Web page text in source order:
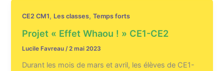
CE2 CM1, Les classes,Temps forts
Projet « Effet Whaou ! » CE1-CE2
Lucile Favreau /2 mai 2023
Durant les mois de mars et avril, les élèves de CE1-